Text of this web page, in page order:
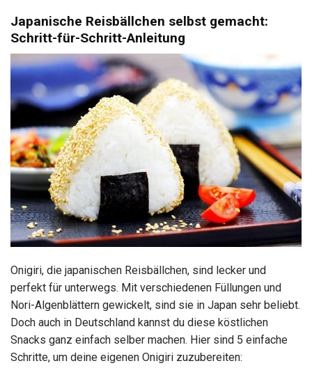
Japanische Reisbällchen selbst gemacht:
Schritt-für-Schritt-Anleitung
Onigiri, die japanischen Reisbällchen, sind lecker und
perfekt für unterwegs. Mit verschiedenen Füllungen und
Nori-Algenblättern gewickelt, sind sie in Japan sehr beliebt.
Doch auch in Deutschland kannst du diese köstlichen
Snacks ganz einfach selber machen. Hier sind 5 einfache
Schritte, um deine eigenen Onigiri zuzubereiten: